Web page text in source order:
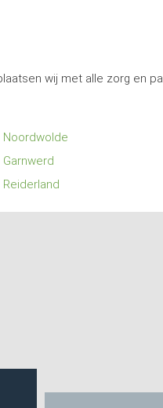
wij met alle zorg en
Noordwolde
Garnwerd
Reiderland